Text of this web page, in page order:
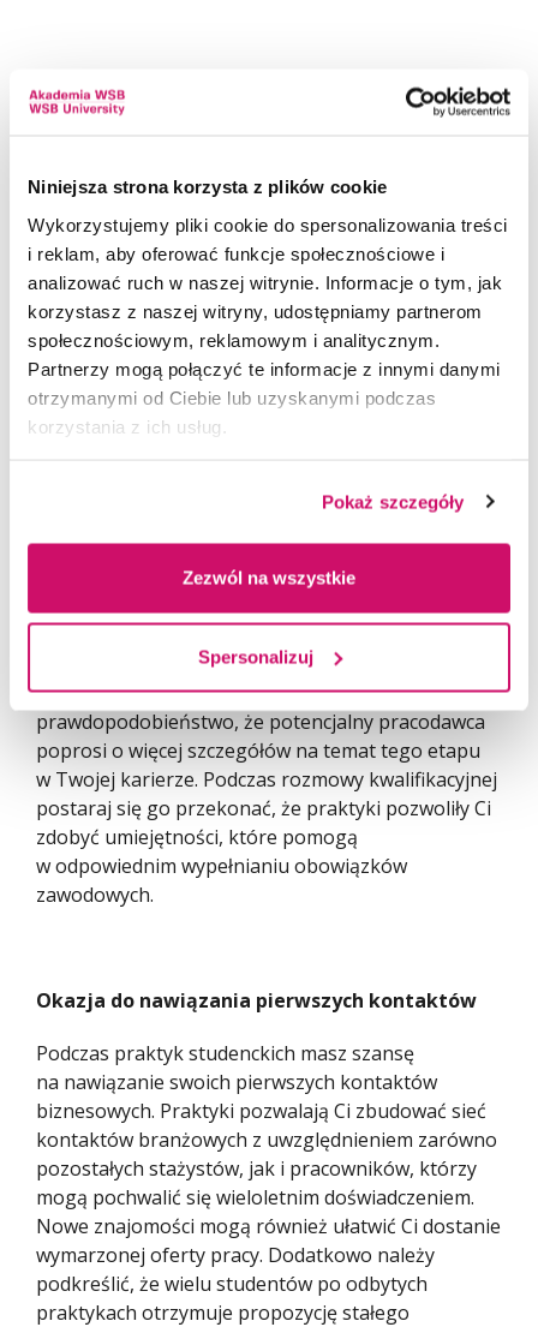
Niniejsza strona korzysta z plików cookie
Wykorzystujemy pliki cookie do spersonalizowania treści
i reklam, aby oferować funkcje społecznościowe i
analizować ruch w naszej witrynie. Informacje o tym, jak
korzystasz z naszej witryny, udostępniamy partnerom
społecznościowym, reklamowym i analitycznym.
Partnerzy mogą połączyć te informacje z innymi danymi
otrzymanymi od Ciebie lub uzyskanymi podczas
korzystania z ich usług.
Pokaż szczegóły
Zezwól na wszystkie
Spersonalizuj
branży. Bez wątpienia możliwość wcześniejszego
sprawdzenia się w danej profesji ułatwia
zweryfikowanie swoich planów zawodowych.
Praktyki niekiedy też mogą pomóc w podjęciu
decyzji o budowaniu kariery na innym stanowisku
lub o całkowitej zmianie branży.
Spory atut w Twoim CV
Czy wiesz, że praktyki mogą Ci pomóc w zdobyciu
wymarzonej posady? Z tego względu ważne jest,
aby dokładnie zastanowić się nad wyborem
pracodawcy. Najlepiej zdecydować się na firmę,
która związana jest z Twoją przyszłą pracą. Odbyte
i mogą zwiększyć szanse w przyszłym procesie
rekrutacyjnym na wymarzone stanowisko. Jest duże
prawdopodobieństwo, że potencjalny pracodawca
poprosi o więcej szczegółów na temat tego etapu
w Twojej karierze. Podczas rozmowy kwalifikacyjnej
postaraj się go przekonać, że praktyki pozwoliły Ci
zdobyć umiejętności, które pomogą
w odpowiednim wypełnianiu obowiązków
zawodowych.
Okazja do nawiązania pierwszych kontaktów
Podczas praktyk studenckich masz szansę
na nawiązanie swoich pierwszych kontaktów
biznesowych. Praktyki pozwalają Ci zbudować sieć
kontaktów branżowych z uwzględnieniem zarówno
pozostałych stażystów, jak i pracowników, którzy
mogą pochwalić się wieloletnim doświadczeniem.
Nowe znajomości mogą również ułatwić Ci dostanie
wymarzonej oferty pracy. Dodatkowo należy
podkreślić, że wielu studentów po odbytych
praktykach otrzymuje propozycję stałego